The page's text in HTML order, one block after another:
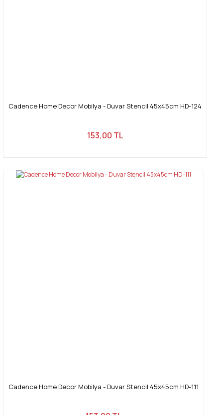
Cadence Home Decor Mobilya - Duvar Stencil 45x45cm HD-124
153,00 TL
Cadence Home Decor Mobilya - Duvar Stencil 45x45cm HD-111